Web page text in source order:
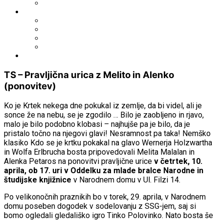
TS – Pravljična urica z Melito in Alenko
(ponovitev)
Ko je Krtek nekega dne pokukal iz zemlje, da bi videl, ali je
sonce že na nebu, se je zgodilo … Bilo je zaobljeno in rjavo,
malo je bilo podobno klobasi – najhujše pa je bilo, da je
pristalo točno na njegovi glavi! Nesramnost pa taka! Nemško
klasiko Kdo se je krtku pokakal na glavo Wernerja Holzwartha
in Wolfa Erlbrucha bosta pripovedovali Melita Malalan in
Alenka Petaros na ponovitvi pravljične urice v četrtek, 10.
aprila, ob 17. uri v Oddelku za mlade bralce Narodne in
študijske knjižnice v Narodnem domu v Ul. Filzi 14.
Po velikonočnih praznikih bo v torek, 29. aprila, v Narodnem
domu poseben dogodek v sodelovanju z SSG-jem, saj si
bomo ogledali gledališko igro Tinko Polovinko. Nato bosta še